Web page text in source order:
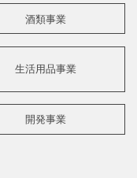
酒類事業
生活用品事業
開発事業